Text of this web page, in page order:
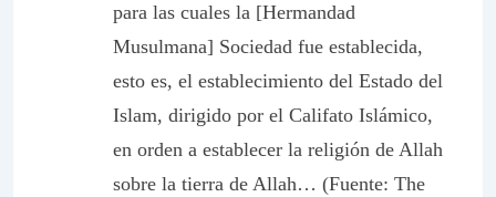
para las cuales la [Hermandad
Musulmana] Sociedad fue establecida,
esto es, el establecimiento del Estado del
Islam, dirigido por el Califato Islámico,
en orden a establecer la religión de Allah
sobre la tierra de Allah… (Fuente: The